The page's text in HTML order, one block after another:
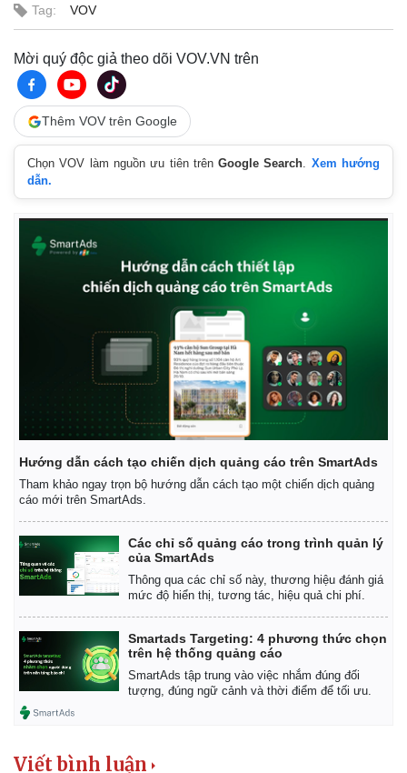
Tag: VOV
Mời quý độc giả theo dõi VOV.VN trên
Thêm VOV trên Google
Chọn VOV làm nguồn ưu tiên trênGoogle Search. Xem hướng
dẫn.
Hướng dẫn cách tạo chiến dịch quảng cáo trên SmartAds
Tham khảo ngay trọn bộ hướng dẫn cách tạo một chiến dịch quảng
cáo mới trên SmartAds.
Các chỉ số quảng cáo trong trình quản lý
của SmartAds
Thông qua các chỉ số này, thương hiệu đánh giá
mức độ hiển thị, tương tác, hiệu quả chi phí.
Smartads Targeting: 4 phương thức chọn
trên hệ thống quảng cáo
SmartAds tập trung vào việc nhắm đúng đối
tượng, đúng ngữ cảnh và thời điểm để tối ưu.
Viết bình luận